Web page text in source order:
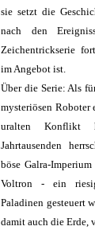
sie setzt die
nach den
Zeichentrickserie
im Angebot ist.
Über die Serie: Als
mysteriösen Roboter
uralten Konflikt
Jahrtausenden
böse Galra-
Voltron - ein
Paladinen gesteuert
damit auch die Erde,